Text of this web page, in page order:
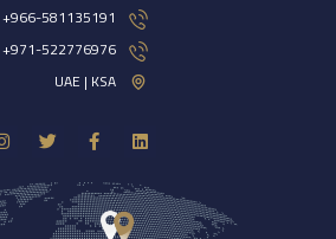
966-581135191+
971-522776976+
UAE | KSA